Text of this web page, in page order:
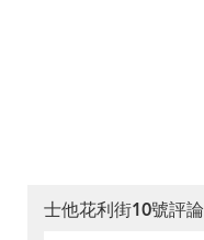
士他花利街10號評論